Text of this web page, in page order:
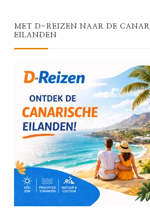
MET D-REIZEN NAAR DE
EILANDEN